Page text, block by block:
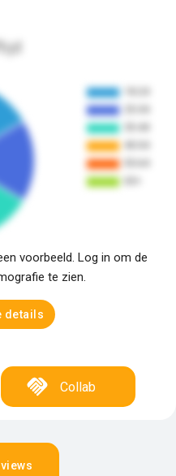
voorbeeld. Log in om de
te zien.
details
Collab